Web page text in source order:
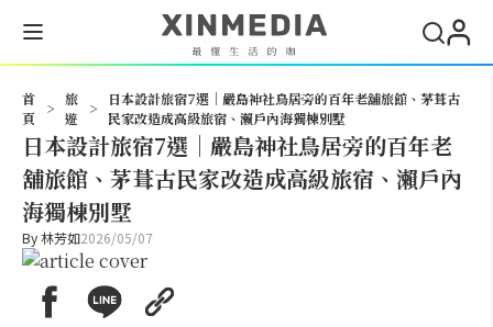
首
頁
>
旅
遊
>
日本設計旅宿7選｜嚴島神社鳥居旁的百年老舖旅館、茅葺古
民家改造成高級旅宿、瀨戶內海獨棟別墅
日本設計旅宿7選｜嚴島神社鳥居旁的百年老
舖旅館、茅葺古民家改造成高級旅宿、瀨戶內
海獨棟別墅
By林芳如2026/05/07